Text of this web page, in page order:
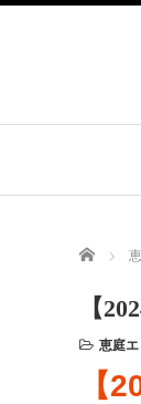
Home
【
恵庭
【